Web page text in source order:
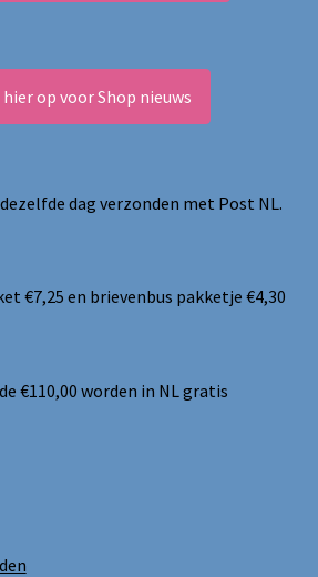
hier op voor Shop nieuws
dag verzonden met Post NL.
€7,25 en brievenbus pakketje €4,30
€110,00 worden in NL gratis